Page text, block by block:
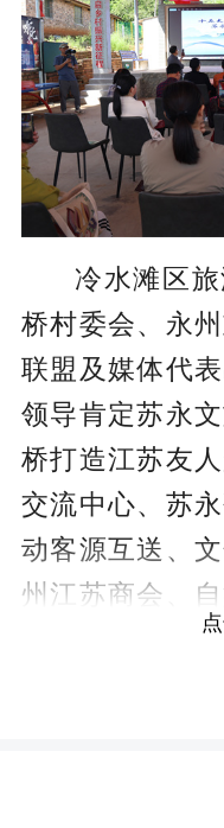
冷水滩区
桥村委会、永
联盟及媒体代
领导肯定苏永
桥打造江苏友
交流中心、苏
动客源互送、
州江苏商会、
苏永文旅交流助